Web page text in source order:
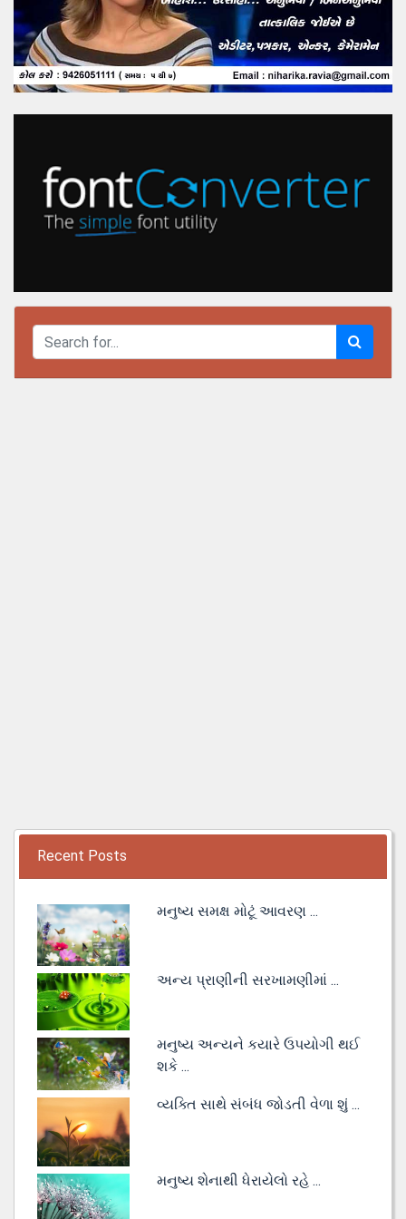
Recent Posts
મનુષ્ય સમક્ષ મોટૂં આવરણ ...
અન્ય પ્રાણીની સરખામણીમાં ...
મનુષ્ય અન્યને કયારે ઉપયોગી થઈ
શકે ...
વ્યક્તિ સાથે સંબંધ જોડતી વેળા શું ...
મનુષ્ય શેનાથી ધેરાયેલો રહે ...